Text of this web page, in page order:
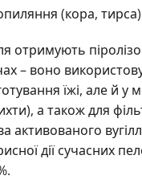
(кора,
отримують
– воно
їжі, але й у
а також для
активованого
дії сучасних